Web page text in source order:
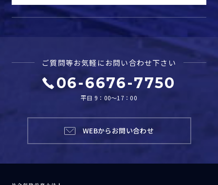
ご質問等お気軽にお問い合わせ下さい
06-6676-7750
平日 9：00～17：00
WEBからお問い合わせ